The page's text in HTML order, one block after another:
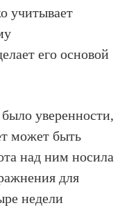
учитывает
его основой
уверенности,
может быть
над ним носила
для
недели